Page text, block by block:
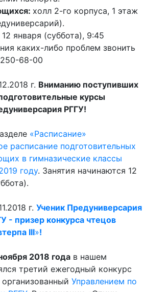
холл 2-го корпуса, 1 этаж
12 января (суббота), 9:45
каких-либо проблем звонить
68-00
г. Вниманию поступивших
курсы
РГГУ!
«Расписание»
расписание подготовительных
в гимназические классы
году. Занятия начинаются 12
г. Ученик Предуниверсария
- призер конкурса чтецов
III»!
2018 года в нашем
третий ежегодный конкурс
Управлением по